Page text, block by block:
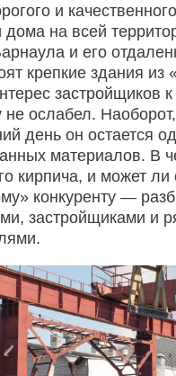
и
дома на всей
и его
крепкие здания из
застройщиков
не ослабел.
день он остается
материалов. В
кирпича, и может
конкуренту —
застройщиками и